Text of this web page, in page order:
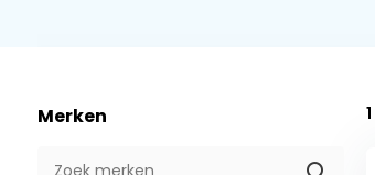
Merken 1